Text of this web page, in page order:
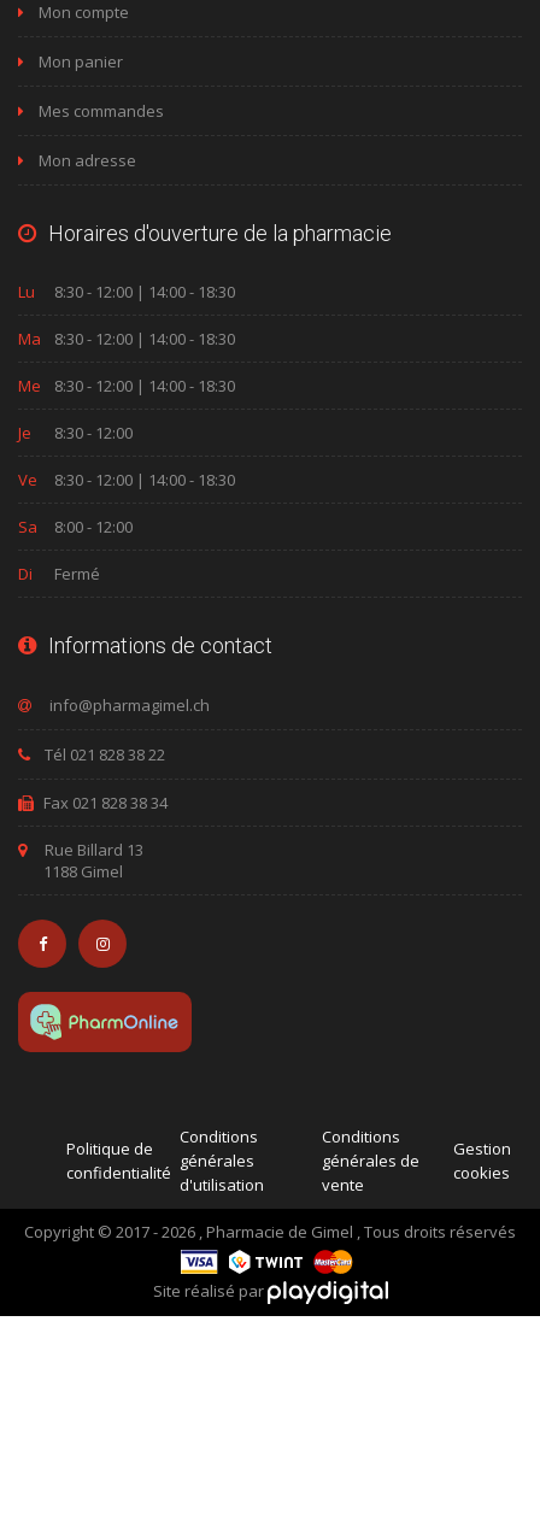
Mon compte
Mon panier
Mes commandes
Mon adresse
Horaires d'ouverture de la pharmacie
Lu 8:30 - 12:00 | 14:00 - 18:30
Ma 8:30 - 12:00 | 14:00 - 18:30
Me 8:30 - 12:00 | 14:00 - 18:30
Je 8:30 - 12:00
Ve 8:30 - 12:00 | 14:00 - 18:30
Sa 8:00 - 12:00
Di Fermé
Informations de contact
Tél 021 828 38 22
Fax 021 828 38 34
Rue Billard 13
1188 Gimel
Politique de
confidentialité
Conditions
générales
d'utilisation
Conditions
générales de
vente
Gestion
cookies
Copyright © 2017 - 2026 , Pharmacie de Gimel , Tous droits réservés
Site réalisé par